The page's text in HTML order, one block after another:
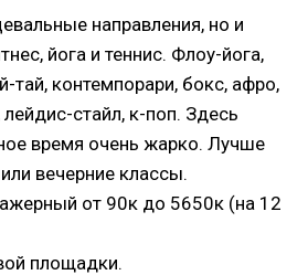
направления, но и
йога и теннис. Флоу-йога,
тай, контемпорари, бокс, афро,
стайл, к-поп. Здесь
время очень жарко. Лучше
вечерние классы.
от 90к до 5650к (на 12
площадки.